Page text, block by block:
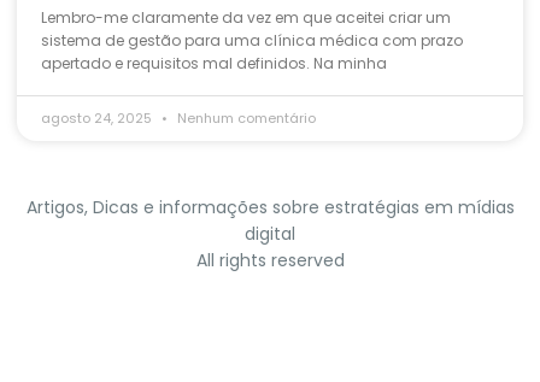
Lembro-me claramente da vez em que aceitei criar um
sistema de gestão para uma clínica médica com prazo
apertado e requisitos mal definidos. Na minha
agosto 24, 2025 Nenhum comentário
Artigos, Dicas e informações sobre estratégias em mídias
digital
All rights reserved